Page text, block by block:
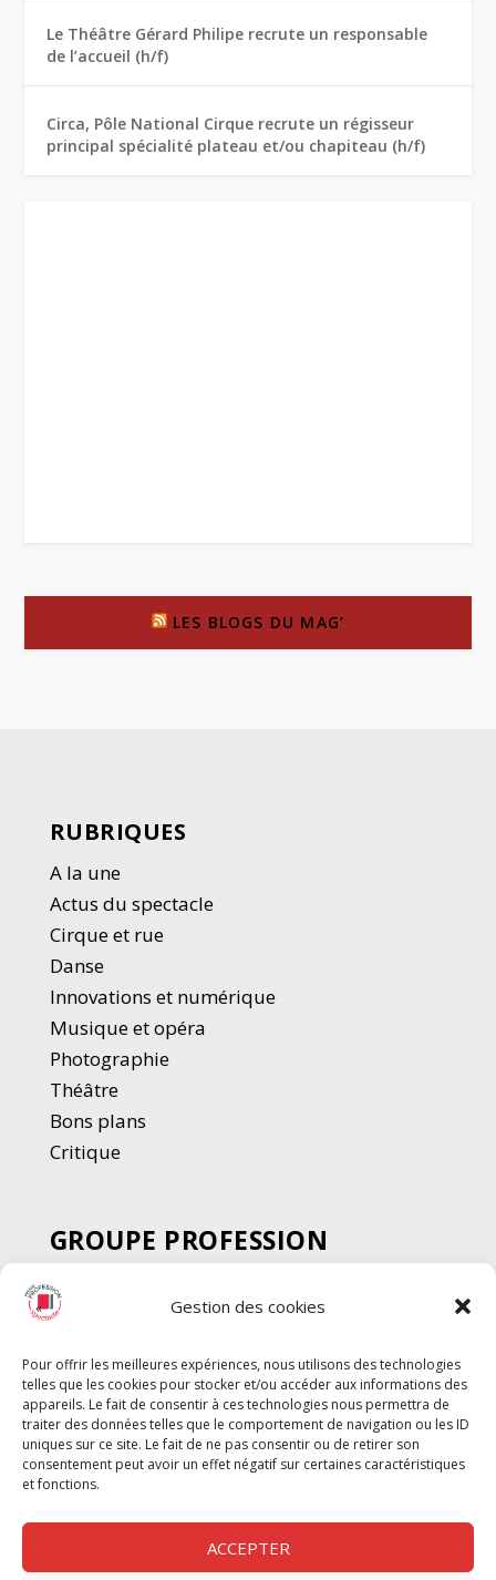
Gestion des cookies
Pour offrir les meilleures expériences, nous utilisons des technologies
telles que les cookies pour stocker et/ou accéder aux informations des
appareils. Le fait de consentir à ces technologies nous permettra de
traiter des données telles que le comportement de navigation ou les ID
uniques sur ce site. Le fait de ne pas consentir ou de retirer son
consentement peut avoir un effet négatif sur certaines caractéristiques
et fonctions.
ACCEPTER
Le Théâtre Gérard Philipe recrute un responsable
de l’accueil (h/f)
Circa, Pôle National Cirque recrute un régisseur
principal spécialité plateau et/ou chapiteau (h/f)
LES BLOGS DU MAG’
RUBRIQUES
A la une
Actus du spectacle
Cirque et rue
Danse
Innovations et numérique
Musique et opéra
Photographie
Théâtre
Bons plans
Critique
GROUPE PROFESSION
SPECTACLE
Chèque Intermittents
Chèque Compta
Chèque Emploi Spectacle
G-Pods
Profession Audio-visuel